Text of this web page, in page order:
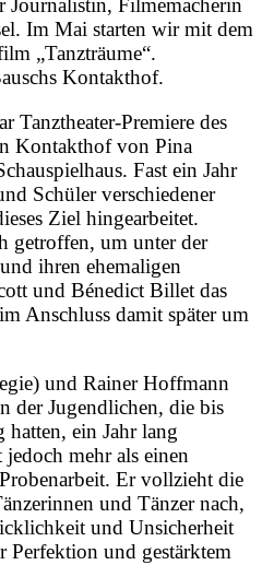
Journalistin, Filmemacherin
Im Mai starten wir mit dem
„Tanzträume“.
Kontakthof.
Tanztheater-Premiere des
Kontakthof von Pina
Fast ein Jahr
Schüler verschiedener
Ziel hingearbeitet.
getroffen, um unter der
ihren ehemaligen
und Bénedict Billet das
Anschluss damit später um
und Rainer Hoffmann
der Jugendlichen, die bis
hatten, ein Jahr lang
mehr als einen
Er vollzieht die
und Tänzer nach,
und Unsicherheit
Perfektion und gestärktem